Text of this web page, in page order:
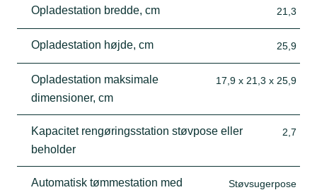
Opladestation bredde, cm 21,3
Opladestation højde, cm 25,9
Opladestation maksimale
dimensioner, cm
17,9 x 21,3 x 25,9
Kapacitet rengøringsstation støvpose eller
beholder
2,7
Automatisk tømmestation med
Støvsugerpose